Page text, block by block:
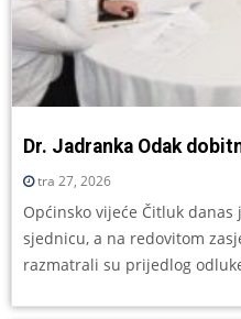
Dr. Jadranka Odak
tra 27, 2026
Općinsko vijeće Čitluk
sjednicu, a na redovitom
razmatrali su prijedlog